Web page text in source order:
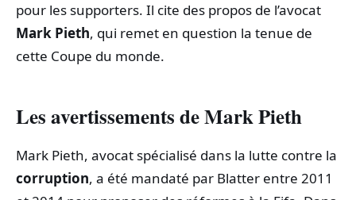
pour les supporters. Il cite des propos de l’avocat
Mark Pieth, qui remet en question la tenue de
cette Coupe du monde.
Les avertissements de Mark Pieth
Mark Pieth, avocat spécialisé dans la lutte contre la
corruption, a été mandaté par Blatter entre 2011